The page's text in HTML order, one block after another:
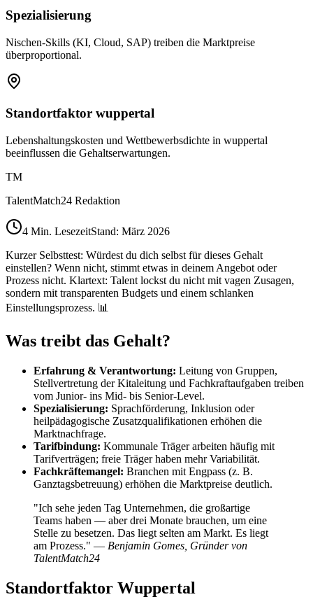
Spezialisierung
Nischen-Skills (KI, Cloud, SAP) treiben die Marktpreise
überproportional.
Standortfaktor wuppertal
Lebenshaltungskosten und Wettbewerbsdichte in wuppertal
beeinflussen die Gehaltserwartungen.
TM
TalentMatch24 Redaktion
4 Min. LesezeitStand: März 2026
Kurzer Selbsttest: Würdest du dich selbst für dieses Gehalt
einstellen? Wenn nicht, stimmt etwas in deinem Angebot oder
Prozess nicht. Klartext: Talent lockst du nicht mit vagen Zusagen,
sondern mit transparenten Budgets und einem schlanken
Einstellungsprozess. 📊
Was treibt das Gehalt?
Erfahrung & Verantwortung: Leitung von Gruppen,
Stellvertretung der Kitaleitung und Fachkraftaufgaben treiben
vom Junior- ins Mid- bis Senior-Level.
Spezialisierung: Sprachförderung, Inklusion oder
heilpädagogische Zusatzqualifikationen erhöhen die
Marktnachfrage.
Tarifbindung: Kommunale Träger arbeiten häufig mit
Tarifverträgen; freie Träger haben mehr Variabilität.
Fachkräftemangel: Branchen mit Engpass (z. B.
Ganztagsbetreuung) erhöhen die Marktpreise deutlich.
"Ich sehe jeden Tag Unternehmen, die großartige
Teams haben — aber drei Monate brauchen, um eine
Stelle zu besetzen. Das liegt selten am Markt. Es liegt
am Prozess." — Benjamin Gomes, Gründer von
TalentMatch24
Standortfaktor Wuppertal